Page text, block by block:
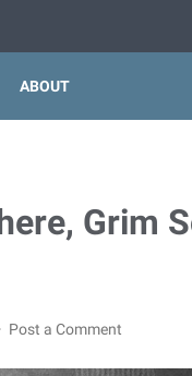
ABOUT
Grim
Post a Comment